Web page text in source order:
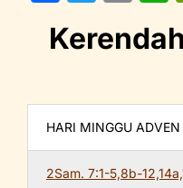
c
b
o
o
itt ai
HARI MINGGU ADVEN
2Sam. 7:1-5,8b-